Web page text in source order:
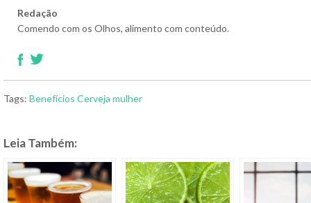
Redação
Comendo com os Olhos, alimento com conteúdo.
Tags: Benefícios Cerveja mulher
Leia Também: